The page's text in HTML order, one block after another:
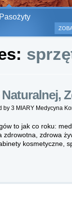
Bezbolesne
500
odczulające.
Testy są
(bez
by 3 MIARY Medycyna
to jak co roku:
zdrowotna, zdrowa
kosmetyczne,